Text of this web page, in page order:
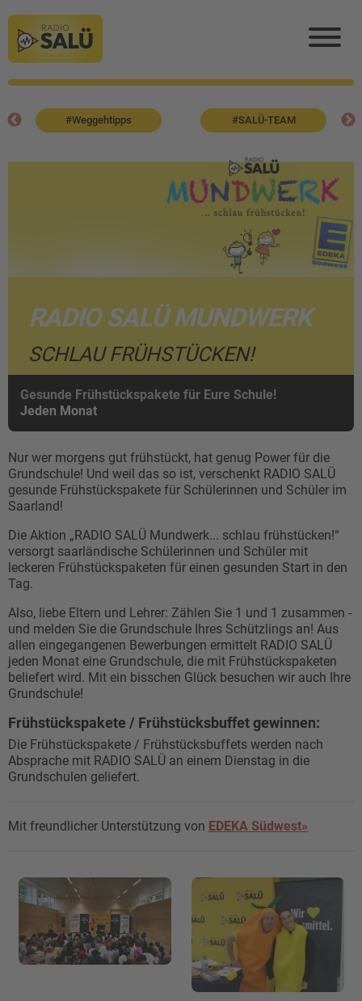
#Weggehtipps #SALÜ-TEAM
RADIO SALÜ MUNDWERK
SCHLAU FRÜHSTÜCKEN!
Gesunde Frühstückspakete für Eure Schule!
Jeden Monat
Nur wer morgens gut frühstückt, hat genug Power für die
Grundschule! Und weil das so ist, verschenkt RADIO SALÜ
gesunde Frühstückspakete für Schülerinnen und Schüler im
Saarland!
Die Aktion „RADIO SALÜ Mundwerk... schlau frühstücken!“
versorgt saarländische Schülerinnen und Schüler mit
leckeren Frühstückspaketen für einen gesunden Start in den
Tag.
Also, liebe Eltern und Lehrer: Zählen Sie 1 und 1 zusammen -
und melden Sie die Grundschule Ihres Schützlings an! Aus
allen eingegangenen Bewerbungen ermittelt RADIO SALÜ
jeden Monat eine Grundschule, die mit Frühstückspaketen
beliefert wird. Mit ein bisschen Glück besuchen wir auch Ihre
Grundschule!
Frühstückspakete / Frühstücksbuffet gewinnen:
Die Frühstückspakete / Frühstücksbuffets werden nach
Absprache mit RADIO SALÜ an einem Dienstag in die
Grundschulen geliefert.
Mit freundlicher Unterstützung von EDEKA Südwest»